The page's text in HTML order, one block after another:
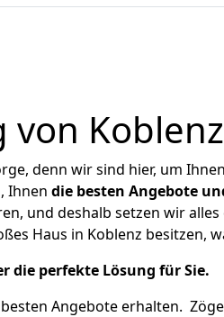
denn wir sind hier, um
Ihnen die besten Angebote
und deshalb setzen wir
Haus in Koblenz besitzen,
die perfekte Lösung für Sie.
Angebote erhalten.